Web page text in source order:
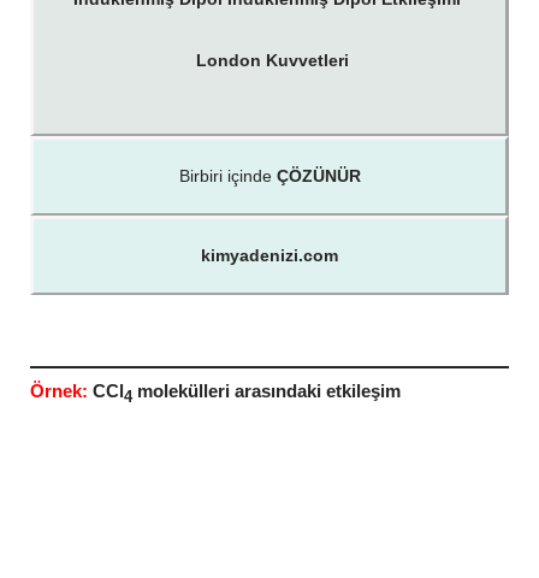
London Kuvvetleri
Birbiri içinde ÇÖZÜNÜR
kimyadenizi.com
Örnek: CCl4 molekülleri arasındaki etkileşim